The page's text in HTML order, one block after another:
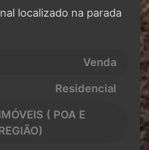
localizado na parada
Venda
Residencial
( POA E